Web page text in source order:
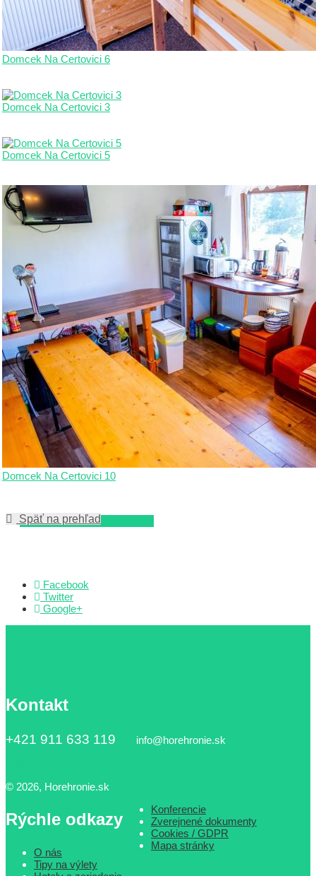
Domcek Na Certovici 6
Domcek Na Certovici 3
Domcek Na Certovici 5
Domcek Na Certovici 10
www.domceknacertovic.sk
Späť na prehľad
Facebook
Twitter
Google+
Kontakt
+421 911 633 119 info@horehronie.sk
© 2026, Horehronie.sk
Rýchle odkazy
O nás
Tipy na výlety
Konferencie
Zverejnené dokumenty
Cookies / GDPR
Mapa stránky